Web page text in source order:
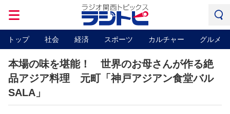
トップ 社会 経済 スポーツ カルチャー グルメ
本場の味を堪能！ 世界のお母さんが作る絶
品アジア料理 元町「神戸アジアン食堂バル
SALA」